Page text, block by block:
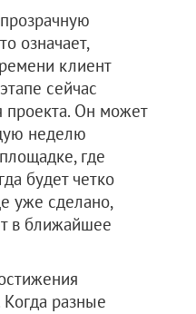
означает,
клиент
сейчас
проекта. Он может
неделю
где
будет четко
уже сделано,
в ближайшее
Когда разные